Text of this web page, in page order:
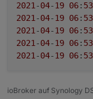
2021 -04-19 06: 53
2021 -04-19 06: 53
2021 -04-19 06: 53
2021 -04-19 06: 53
2021 -04-19 06: 53
ioBroker auf Synology